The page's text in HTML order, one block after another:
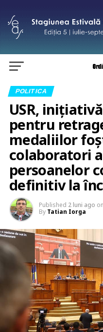
POLITICA
USR,
pentru
medaliilor
colaboratori
persoanelor
definitiv la
Published 2 luni ago on
By Tatian Iorga